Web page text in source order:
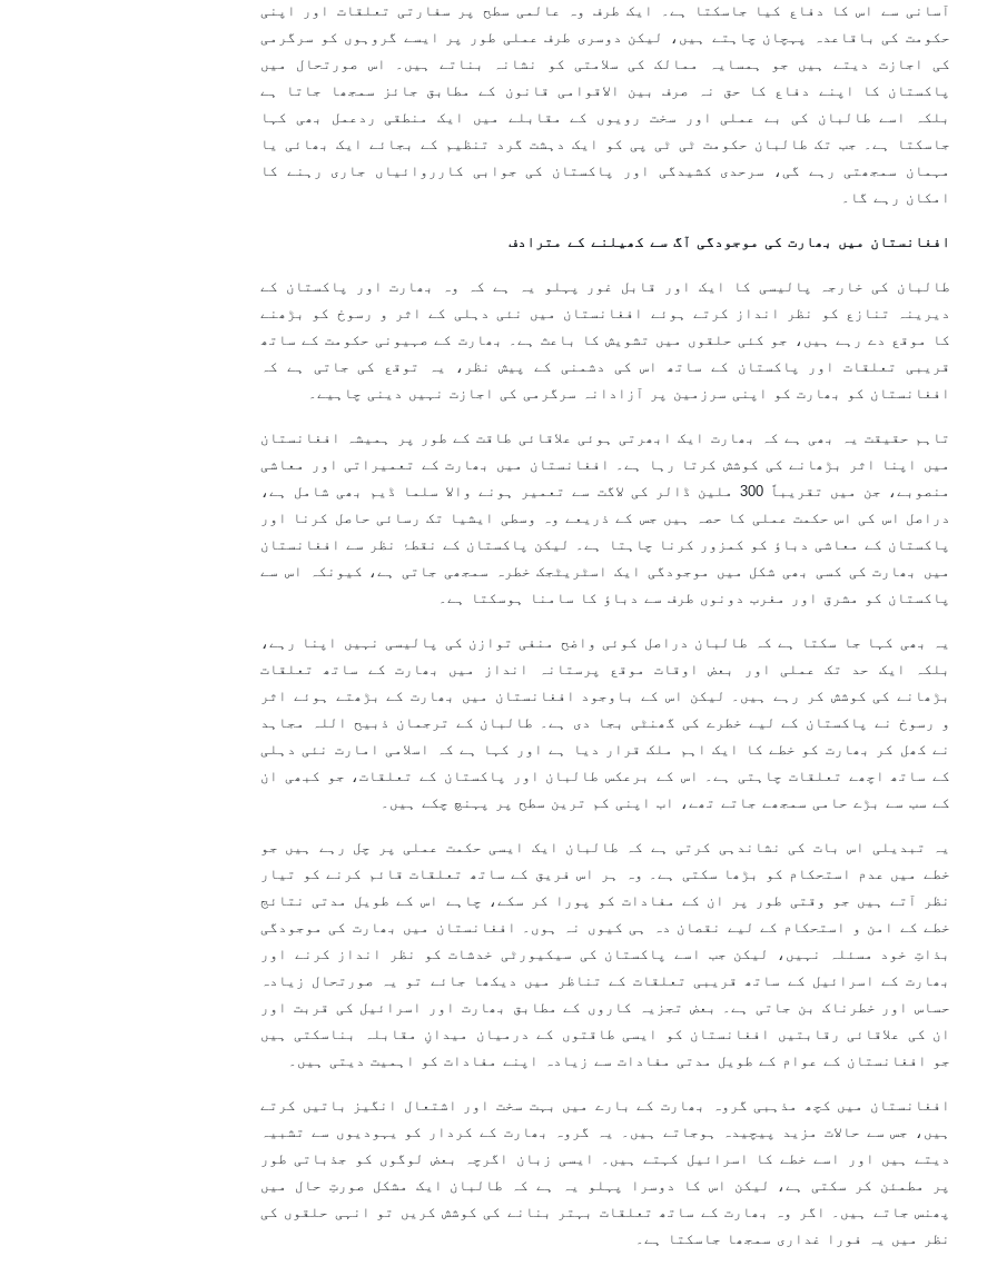
آسانی سے اس کا دفاع کیا جاسکتا ہے۔ ایک طرف وہ عالمی سطح پر سفارتی تعلقات اور اپنی
حکومت کی باقاعدہ پہچان چاہتے ہیں، لیکن دوسری طرف عملی طور پر ایسے گروہوں کو سرگرمی
کی اجازت دیتے ہیں جو ہمسایہ ممالک کی سلامتی کو نشانہ بناتے ہیں۔ اس صورتحال میں
پاکستان کا اپنے دفاع کا حق نہ صرف بین الاقوامی قانون کے مطابق جائز سمجھا جاتا ہے
بلکہ اسے طالبان کی بے عملی اور سخت رویوں کے مقابلے میں ایک منطقی ردعمل بھی کہا
جاسکتا ہے۔ جب تک طالبان حکومت ٹی ٹی پی کو ایک دہشت گرد تنظیم کے بجائے ایک بھائی یا
مہمان سمجھتی رہے گی، سرحدی کشیدگی اور پاکستان کی جوابی کارروائیاں جاری رہنے کا
امکان رہے گا۔
افغانستان میں بھارت کی موجودگی آگ سے کھیلنے کے مترادف
طالبان کی خارجہ پالیسی کا ایک اور قابل غور پہلو یہ ہے کہ وہ بھارت اور پاکستان کے
دیرینہ تنازع کو نظر انداز کرتے ہوئے افغانستان میں نئی دہلی کے اثر و رسوخ کو بڑھنے
کا موقع دے رہے ہیں، جو کئی حلقوں میں تشویش کا باعث ہے۔ بھارت کے صہیونی حکومت کے ساتھ
قریبی تعلقات اور پاکستان کے ساتھ اس کی دشمنی کے پیش نظر، یہ توقع کی جاتی ہے کہ
افغانستان کو بھارت کو اپنی سرزمین پر آزادانہ سرگرمی کی اجازت نہیں دینی چاہیے۔
تاہم حقیقت یہ بھی ہے کہ بھارت ایک ابھرتی ہوئی علاقائی طاقت کے طور پر ہمیشہ افغانستان
میں اپنا اثر بڑھانے کی کوشش کرتا رہا ہے۔ افغانستان میں بھارت کے تعمیراتی اور معاشی
منصوبے، جن میں تقریباً 300 ملین ڈالر کی لاگت سے تعمیر ہونے والا سلما ڈیم بھی شامل ہے،
دراصل اس کی اس حکمت عملی کا حصہ ہیں جس کے ذریعے وہ وسطی ایشیا تک رسائی حاصل کرنا اور
پاکستان کے معاشی دباؤ کو کمزور کرنا چاہتا ہے۔ لیکن پاکستان کے نقطۂ نظر سے افغانستان
میں بھارت کی کسی بھی شکل میں موجودگی ایک اسٹریٹجک خطرہ سمجھی جاتی ہے، کیونکہ اس سے
پاکستان کو مشرق اور مغرب دونوں طرف سے دباؤ کا سامنا ہوسکتا ہے۔
یہ بھی کہا جا سکتا ہے کہ طالبان دراصل کوئی واضح منفی توازن کی پالیسی نہیں اپنا رہے،
بلکہ ایک حد تک عملی اور بعض اوقات موقع پرستانہ انداز میں بھارت کے ساتھ تعلقات
بڑھانے کی کوشش کر رہے ہیں۔ لیکن اس کے باوجود افغانستان میں بھارت کے بڑھتے ہوئے اثر
و رسوخ نے پاکستان کے لیے خطرے کی گھنٹی بجا دی ہے۔ طالبان کے ترجمان ذبیح اللہ مجاہد
نے کھل کر بھارت کو خطے کا ایک اہم ملک قرار دیا ہے اور کہا ہے کہ اسلامی امارت نئی دہلی
کے ساتھ اچھے تعلقات چاہتی ہے۔ اس کے برعکس طالبان اور پاکستان کے تعلقات، جو کبھی ان
کے سب سے بڑے حامی سمجھے جاتے تھے، اب اپنی کم ترین سطح پر پہنچ چکے ہیں۔
یہ تبدیلی اس بات کی نشاندہی کرتی ہے کہ طالبان ایک ایسی حکمت عملی پر چل رہے ہیں جو
خطے میں عدم استحکام کو بڑھا سکتی ہے۔ وہ ہر اس فریق کے ساتھ تعلقات قائم کرنے کو تیار
نظر آتے ہیں جو وقتی طور پر ان کے مفادات کو پورا کر سکے، چاہے اس کے طویل مدتی نتائج
خطے کے امن و استحکام کے لیے نقصان دہ ہی کیوں نہ ہوں۔ افغانستان میں بھارت کی موجودگی
بذاتِ خود مسئلہ نہیں، لیکن جب اسے پاکستان کی سیکیورٹی خدشات کو نظر انداز کرنے اور
بھارت کے اسرائیل کے ساتھ قریبی تعلقات کے تناظر میں دیکھا جائے تو یہ صورتحال زیادہ
حساس اور خطرناک بن جاتی ہے۔ بعض تجزیہ کاروں کے مطابق بھارت اور اسرائیل کی قربت اور
ان کی علاقائی رقابتیں افغانستان کو ایسی طاقتوں کے درمیان میدانِ مقابلہ بناسکتی ہیں
جو افغانستان کے عوام کے طویل مدتی مفادات سے زیادہ اپنے مفادات کو اہمیت دیتی ہیں۔
افغانستان میں کچھ مذہبی گروہ بھارت کے بارے میں بہت سخت اور اشتعال انگیز باتیں کرتے
ہیں، جس سے حالات مزید پیچیدہ ہوجاتے ہیں۔ یہ گروہ بھارت کے کردار کو یہودیوں سے تشبیہ
دیتے ہیں اور اسے خطے کا اسرائیل کہتے ہیں۔ ایسی زبان اگرچہ بعض لوگوں کو جذباتی طور
پر مطمئن کر سکتی ہے، لیکن اس کا دوسرا پہلو یہ ہے کہ طالبان ایک مشکل صورتِ حال میں
پھنس جاتے ہیں۔ اگر وہ بھارت کے ساتھ تعلقات بہتر بنانے کی کوشش کریں تو انہی حلقوں کی
نظر میں یہ فورا غداری سمجھا جاسکتا ہے۔